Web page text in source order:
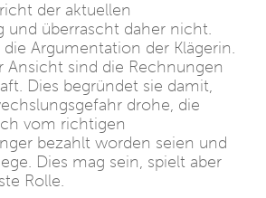
der aktuellen
und überrascht daher nicht.
die Argumentation der Klägerin.
Ansicht sind die Rechnungen
Dies begründet sie damit,
drohe, die
vom richtigen
bezahlt worden seien und
Dies mag sein, spielt aber
Rolle.